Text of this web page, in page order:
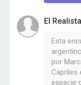
El Realista
Esta
por
Capriles
especie